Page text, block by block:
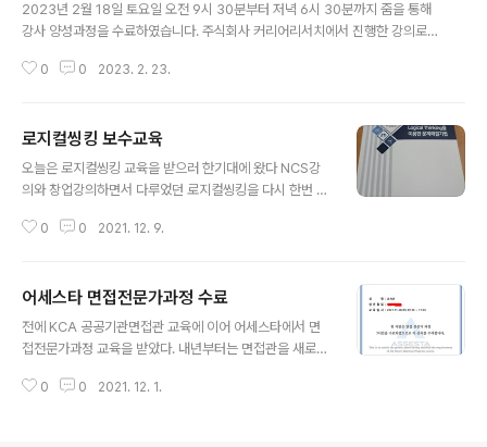
2023년 2월 18일 토요일 오전 9시 30분부터 저녁 6시 30분까지 줌을 통해
강사 양성과정을 수료하였습니다. 주식회사 커리어리서치에서 진행한 강의로
많은 강의를 진행해 볼 예정입니다 ^^
0 0 2023. 2. 23.
로지컬씽킹 보수교육
오늘은 로지컬씽킹 교육을 받으러 한기대에 왔다 NCS강
의와 창업강의하면서 다루었던 로지컬씽킹을 다시 한번 정
0 0 2021. 12. 9.
어세스타 면접전문가과정 수료
전에 KCA 공공기관면접관 교육에 이어 어세스타에서 면
접전문가과정 교육을 받았다. 내년부터는 면접관을 새로운
다. 어세스타 교육에서 특히 좋았던 것은 질문에 대한 교육
0 0 2021. 12. 1.